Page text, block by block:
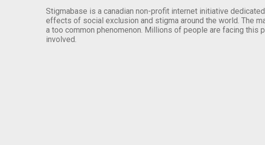
Stigmabase is a canadian non-profit internet initiative
effects of social exclusion and stigma around the world. The
a too common phenomenon. Millions of people are facing this
involved.